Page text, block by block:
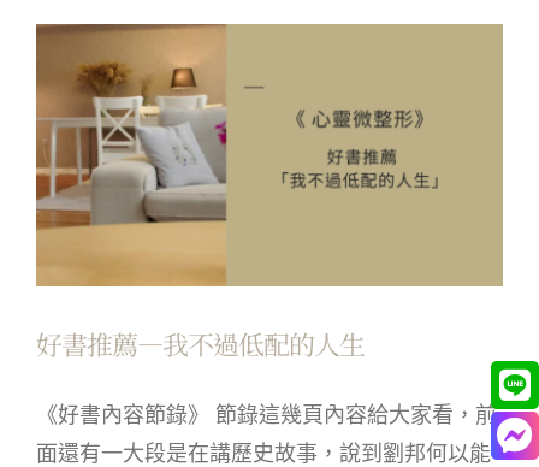
好書推薦—我不過低配的人生
《好書內容節錄》 節錄這幾頁內容給大家看，前
面還有一大段是在講歷史故事，說到劉邦何以能